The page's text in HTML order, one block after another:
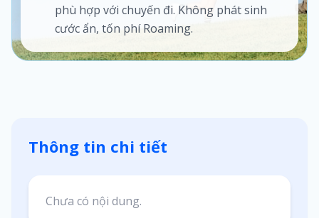
phù hợp với chuyến đi. Không phát sinh
cước ẩn, tốn phí Roaming.
Thông tin chi tiết
Chưa có nội dung.